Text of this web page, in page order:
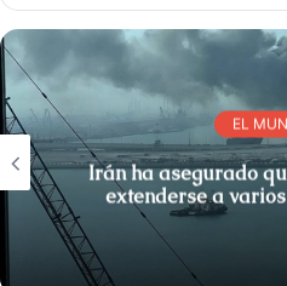
EL
Irán ha asegurado
extenderse a